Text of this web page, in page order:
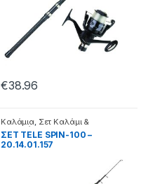
€38.96
Καλάμια, Σετ Καλάμι &
Μηχανάκι
ΣΕΤ TELE SPIN-100 –
20.14.01.157